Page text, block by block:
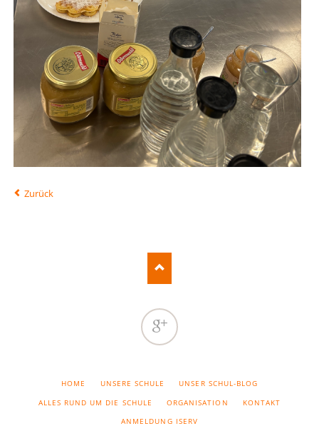
Zurück
NAVIGATION
HOME UNSERE SCHULE
UNSER SCHUL-BLOG
ALLES RUND UM DIE SCHULE
ORGANISATION
KONTAKT
ANMELDUNG ISERV